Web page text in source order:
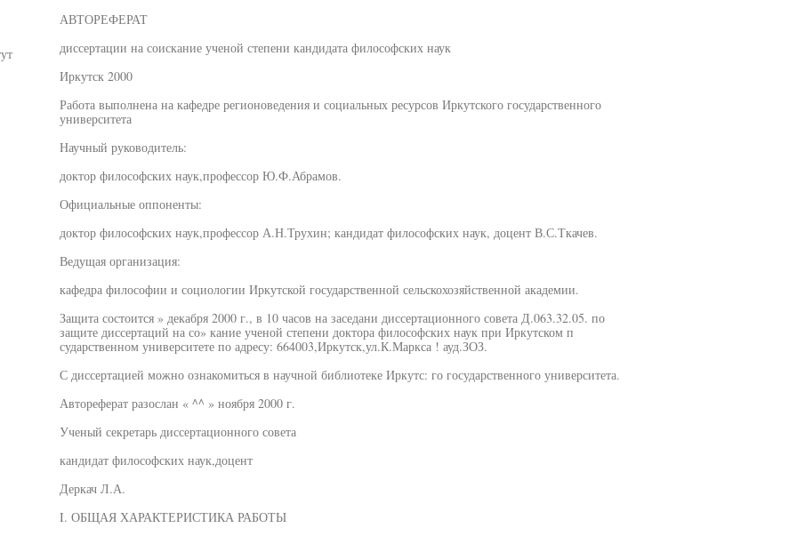
АВТОРЕФЕРАТ
диссертации на соискание ученой степени кандидата философских наук
Иркутск 2000
Работа выполнена на кафедре регионоведения и социальных ресурсов Иркутского государственного
университета
Научный руководитель:
доктор философских наук,профессор Ю.Ф.Абрамов.
Официальные оппоненты:
доктор философских наук,профессор А.Н.Трухин; кандидат философских наук, доцент В.С.Ткачев.
Ведущая организация:
кафедра философии и социологии Иркутской государственной сельскохозяйственной академии.
Защита состоится » декабря 2000 г., в 10 часов на заседани диссертационного совета Д.063.32.05. по
защите диссертаций на со» кание ученой степени доктора философских наук при Иркутском п
сударственном университете по адресу: 664003,Иркутск,ул.К.Маркса ! ауд.ЗОЗ.
С диссертацией можно ознакомиться в научной библиотеке Иркутс: го государственного университета.
Автореферат разослан « ^^ » ноября 2000 г.
Ученый секретарь диссертационного совета
кандидат философских наук,доцент
Деркач Л.А.
I. ОБЩАЯ ХАРАКТЕРИСТИКА РАБОТЫ